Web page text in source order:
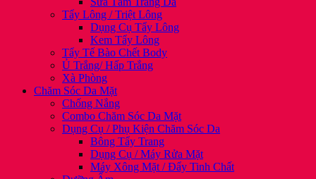
Tẩy Lông / Triệt Lông
Dụng Cụ Tẩy Lông
Kem Tẩy Lông
Tẩy Tế Bào Chết Body
Ủ Trắng/ Hấp Trắng
Xà Phòng
Chăm Sóc Da Mặt
Chống Nắng
Combo Chăm Sóc Da Mặt
Dụng Cụ / Phụ Kiện Chăm Sóc Da
Bông Tẩy Trang
Dụng Cụ / Máy Rửa Mặt
Máy Xông Mặt / Đẩy Tinh Chất